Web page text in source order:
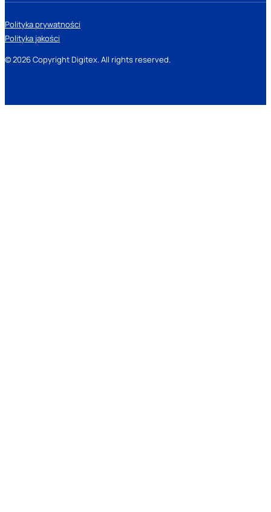
© 2026 Copyright Digitex. All rights reserved.
Polityka prywatności
Polityka jakości